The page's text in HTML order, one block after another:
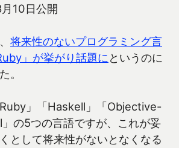
10日公開
将来性のないプログラミング言
」が挙がり話題に というのに
。
」「Haskell」「Objective-
の5つの言語ですが、これが妥
として将来性がないとなくなる